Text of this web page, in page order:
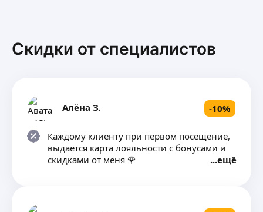
Скидки от специалистов
Алёна З. -10%
Каждому клиенту при первом посещение,
выдается карта лояльности с бонусами и
скидками от меня 🌹
ещё